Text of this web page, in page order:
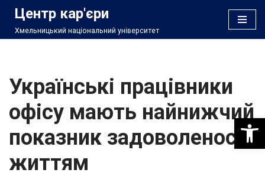
Перейти
Центр кар'єри
Хмельницький національний університет
Українські працівники
офісу мають найнижчий
показник задоволеності
життям